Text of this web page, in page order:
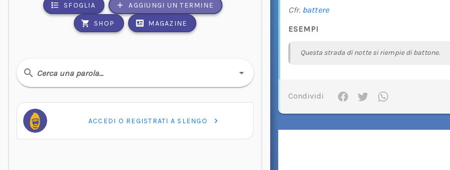
SFOGLIA AGGIUNGI UN TERMINE
SHOP MAGAZINE
Cerca una parola…
ACCEDI O REGISTRATI A SLENGO
Cfr. battere
ESEMPI
Questa strada di notte si riempie di battone.
Condividi